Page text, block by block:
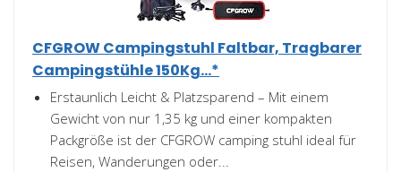
CFGROW Campingstuhl Faltbar, Tragbarer
Campingstühle 150Kg...*
Erstaunlich Leicht & Platzsparend – Mit einem
Gewicht von nur 1,35 kg und einer kompakten
Packgröße ist der CFGROW camping stuhl ideal für
Reisen, Wanderungen oder...